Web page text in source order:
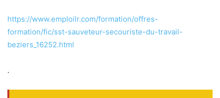
https://www.emploilr.com/formation/offres-
formation/fic/sst-sauveteur-secouriste-du-travail-
beziers_16252.html
.